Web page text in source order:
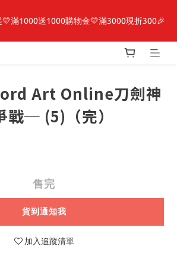
🔥「全知讀者視角」 周邊商品
滿1000送1000購物金💛滿3000現折300🎉
你又被殺了呢，偵探大人、約會大作戰、
🔥「全知讀者視角」 周邊商品
Art Online刀劍神
─ (5)（完）
售完
貨到通知我
加入追蹤清單